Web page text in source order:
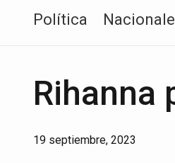
Política
Rihanna
19 septiembre, 2023